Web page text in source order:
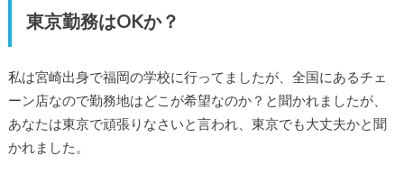
東京勤務はOKか？
私は宮崎出身で福岡の学校に行ってましたが、全国にあるチェ
ーン店なので勤務地はどこが希望なのか？と聞かれましたが、
あなたは東京で頑張りなさいと言われ、東京でも大丈夫かと聞
かれました。